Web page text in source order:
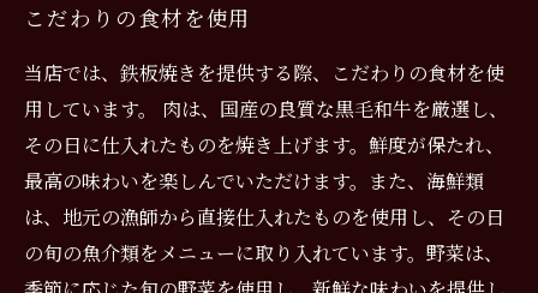
こだわりの食材を使用
当店では、鉄板焼きを提供する際、こだわりの食材を使
用しています。 肉は、国産の良質な黒毛和牛を厳選し、
その日に仕入れたものを焼き上げます。鮮度が保たれ、
最高の味わいを楽しんでいただけます。また、海鮮類
は、地元の漁師から直接仕入れたものを使用し、その日
の旬の魚介類をメニューに取り入れています。野菜は、